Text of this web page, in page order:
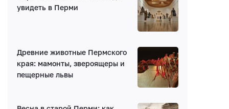
увидеть в Перми
Древние животные Пермского
края: мамонты, звероящеры и
пещерные львы